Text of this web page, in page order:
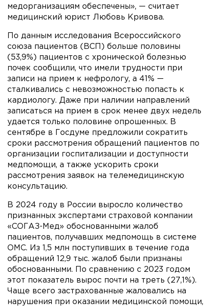
медорганизациям обеспечены», — считает
медицинский юрист Любовь Кривова.
По данным исследования Всероссийского
союза пациентов (ВСП) больше половины
(53,9%) пациентов с хронической болезнью
почек сообщили, что имели трудности при
записи на прием к нефрологу, а 41% —
сталкивались с невозможностью попасть к
кардиологу. Даже при наличии направлений
записаться на прием в срок менее двух недель
удается только половине опрошенных. В
сентябре в Госдуме предложили сократить
сроки рассмотрения обращений пациентов по
организации госпитализации и доступности
медпомощи, а также ускорить сроки
рассмотрения заявок на телемедицинскую
консультацию.
В 2024 году в России выросло количество
признанных экспертами страховой компании
«СОГАЗ-Мед» обоснованными жалоб
пациентов, получавших медпомощь в системе
ОМС. Из 1,5 млн поступивших в течение года
обращений 12,9 тыс. жалоб были признаны
обоснованными. По сравнению с 2023 годом
этот показатель вырос почти на треть (27,1%).
Чаще всего застрахованные жаловались на
нарушения при оказании медицинской помощи,